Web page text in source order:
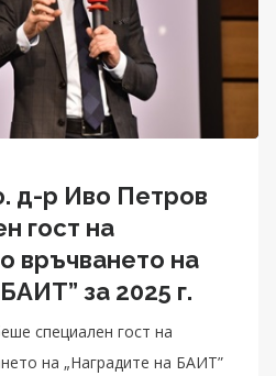
д-р Иво Петров
гост на
връчването на
за 2025 г.
специален гост на
на „Наградите на БАИТ”